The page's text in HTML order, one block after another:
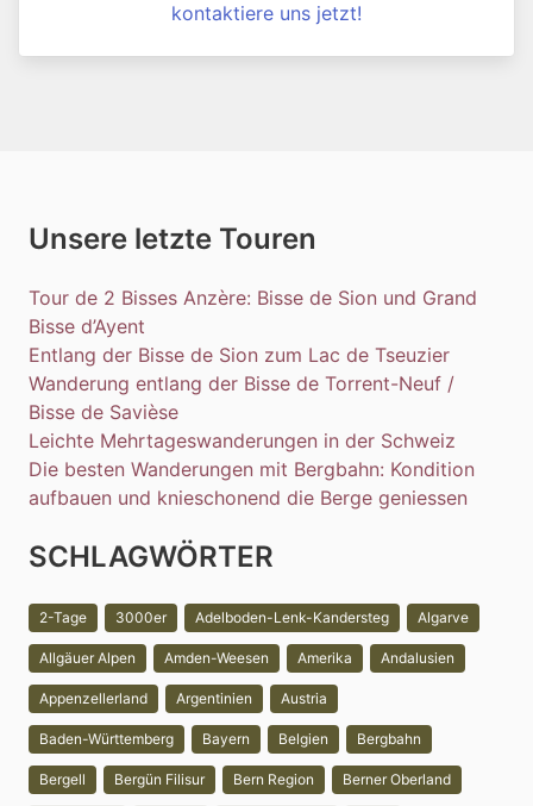
kontaktiere uns jetzt!
Unsere letzte Touren
Tour de 2 Bisses Anzère: Bisse de Sion und Grand
Bisse d’Ayent
Entlang der Bisse de Sion zum Lac de Tseuzier
Wanderung entlang der Bisse de Torrent-Neuf /
Bisse de Savièse
Leichte Mehrtageswanderungen in der Schweiz
Die besten Wanderungen mit Bergbahn: Kondition
aufbauen und knieschonend die Berge geniessen
SCHLAGWÖRTER
2-Tage 3000er Adelboden-Lenk-Kandersteg Algarve
Allgäuer Alpen Amden-Weesen Amerika Andalusien
Appenzellerland Argentinien Austria
Baden-Württemberg Bayern Belgien Bergbahn
Bergell Bergün Filisur Bern Region Berner Oberland